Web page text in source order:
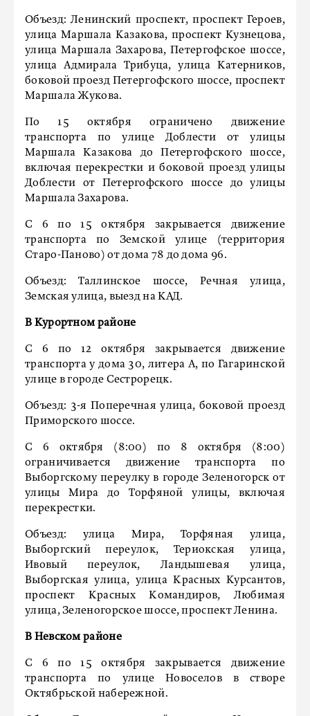
Объезд: Ленинский проспект, проспект Героев,
улица Маршала Казакова, проспект Кузнецова,
улица Маршала Захарова, Петергофское шоссе,
улица Адмирала Трибуца, улица Катерников,
боковой проезд Петергофского шоссе, проспект
Маршала Жукова.
По 15 октября ограничено движение
транспорта по улице Доблести от улицы
Маршала Казакова до Петергофского шоссе,
включая перекрестки и боковой проезд улицы
Доблести от Петергофского шоссе до улицы
Маршала Захарова.
С 6 по 15 октября закрывается движение
транспорта по Земской улице (территория
Старо-Паново) от дома 78 до дома 96.
Объезд: Таллинское шоссе, Речная улица,
Земская улица, выезд на КАД.
В Курортном районе
С 6 по 12 октября закрывается движение
транспорта у дома 30, литера А, по Гагаринской
улице в городе Сестрорецк.
Объезд: 3-я Поперечная улица, боковой проезд
Приморского шоссе.
С 6 октября (8:00) по 8 октября (8:00)
ограничивается движение транспорта по
Выборгскому переулку в городе Зеленогорск от
улицы Мира до Торфяной улицы, включая
перекрестки.
Объезд: улица Мира, Торфяная улица,
Выборгский переулок, Териокская улица,
Ивовый переулок, Ландышевая улица,
Выборгская улица, улица Красных Курсантов,
проспект Красных Командиров, Любимая
улица, Зеленогорское шоссе, проспект Ленина.
В Невском районе
С 6 по 15 октября закрывается движение
транспорта по улице Новоселов в створе
Октябрьской набережной.